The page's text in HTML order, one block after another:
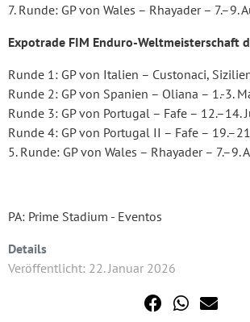
7. Runde: GP von Wales – Rhayader – 7.–9.
Expotrade FIM Enduro-Weltmeisterschaft
Runde 1: GP von Italien – Custonaci,
Runde 2: GP von Spanien – Oliana – 1.-3.
Runde 3: GP von Portugal – Fafe – 12.–14.
Runde 4: GP von Portugal II – Fafe –
5. Runde: GP von Wales – Rhayader – 7.–9.
PA: Prime Stadium - Eventos
Details
Veröffentlicht: 22. Januar 2026